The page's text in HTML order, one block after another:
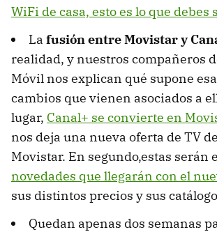
WiFi de casa, esto es lo que debes
La fusión entre Movistar y
realidad, y nuestros compañeros
Móvil nos explican qué supone
cambios que vienen asociados a
lugar, Canal+ se convierte en
nos deja una nueva oferta de TV
Movistar. En segundo,estas serán
novedades que llegarán con el
sus distintos precios y sus
Quedan apenas dos semanas